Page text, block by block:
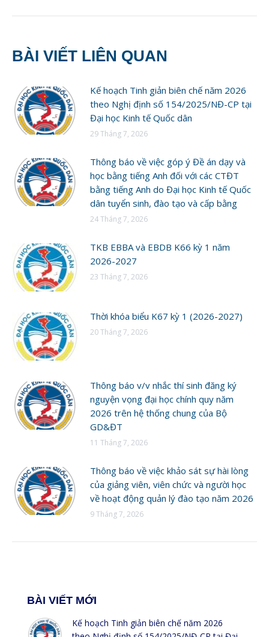
BÀI VIẾT LIÊN QUAN
Kế hoạch Tinh giản biên chế năm 2026
theo Nghị định số 154/2025/NĐ-CP tại
Đại học Kinh tế Quốc dân
29 Tháng 7, 2026
Thông báo về việc góp ý Đề án dạy và
học bằng tiếng Anh đối với các CTĐT
bằng tiếng Anh do Đại học Kinh tế Quốc
dân tuyển sinh, đào tạo và cấp bằng
24 Tháng 7, 2026
TKB EBBA và EBDB K66 kỳ 1 năm
2026-2027
23 Tháng 7, 2026
Thời khóa biểu K67 kỳ 1 (2026-2027)
20 Tháng 7, 2026
Thông báo v/v nhắc thí sinh đăng ký
nguyện vọng đại học chính quy năm
2026 trên hệ thống chung của Bộ
GD&ĐT
11 Tháng 7, 2026
Thông báo về việc khảo sát sự hài lòng
của giảng viên, viên chức và người học
về hoạt động quản lý đào tạo năm 2026
9 Tháng 7, 2026
BÀI VIẾT MỚI
Kế hoạch Tinh giản biên chế năm 2026